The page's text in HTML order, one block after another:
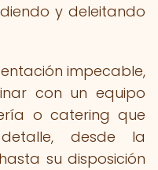
y deleitando
impecable,
con un equipo
o catering que
desde la
su disposición